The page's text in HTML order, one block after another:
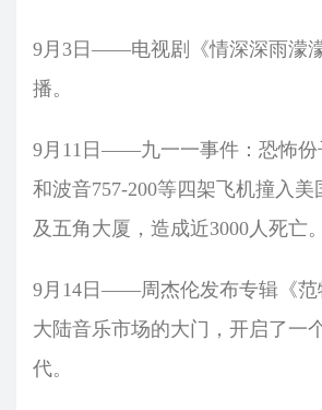
9月3日——电视剧《情深深雨濛
播。
9月11日——九一一事件：恐怖份
和波音757-200等四架飞机撞入
及五角大厦，造成近3000人死亡。
9月14日——周杰伦发布专辑《范
大陆音乐市场的大门，开启了一
代。